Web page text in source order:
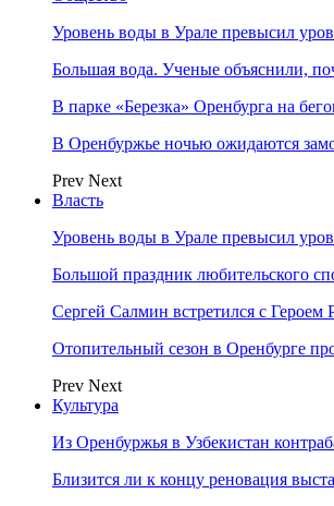
Уровень воды в Урале превысил
Большая вода. Ученые объяснили,
В парке «Березка» Оренбурга на
В Оренбуржье ночью ожидаются
Prev Next
Власть
Уровень воды в Урале превысил
Большой праздник любительского
Сергей Салмин встретился с
Отопительный сезон в Оренбурге
Prev Next
Культура
Из Оренбуржья в Узбекистан
Близится ли к концу реновация